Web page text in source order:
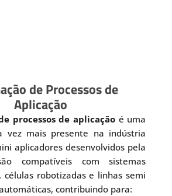
de Processos de
Aplicação
processos de aplicaçãoé uma
vez mais presente na indústria
aplicadores desenvolvidos pela
compatíveis com sistemas
células robotizadas e linhas semi
contribuindo para: